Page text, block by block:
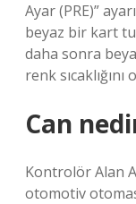
Ayar (PRE)”
beyaz bir kart
daha sonra
renk
Can
Kontrolör Alan
otomotiv